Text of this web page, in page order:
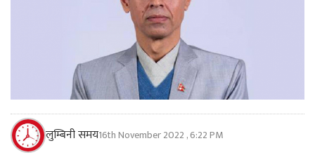
लुम्बिनी समय16th November 2022 , 6:22 PM